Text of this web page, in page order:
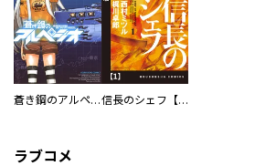
蒼き鋼のアルペジオ 信長のシェフ【単話版】
ラブコメ